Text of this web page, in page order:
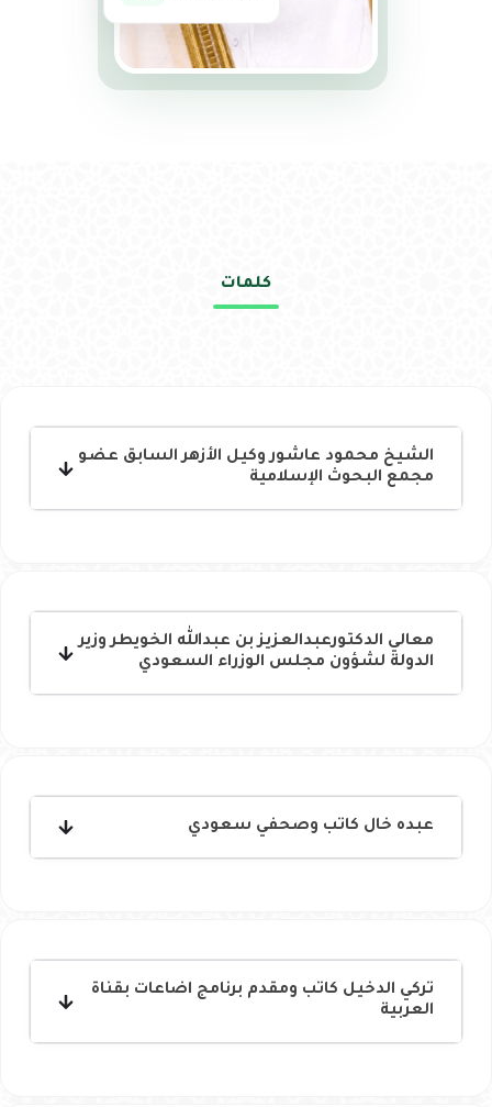
كلمات
الشيخ محمود عاشور وكيل الأزهر السابق عضو
مجمع البحوث الإسلامية
معالي الدكتورعبدالعزيز بن عبدالله الخويطر وزير
الدولة لشؤون مجلس الوزراء السعودي
عبده خال كاتب وصحفي سعودي
تركي الدخيل كاتب ومقدم برنامج اضاعات بقناة
العربية